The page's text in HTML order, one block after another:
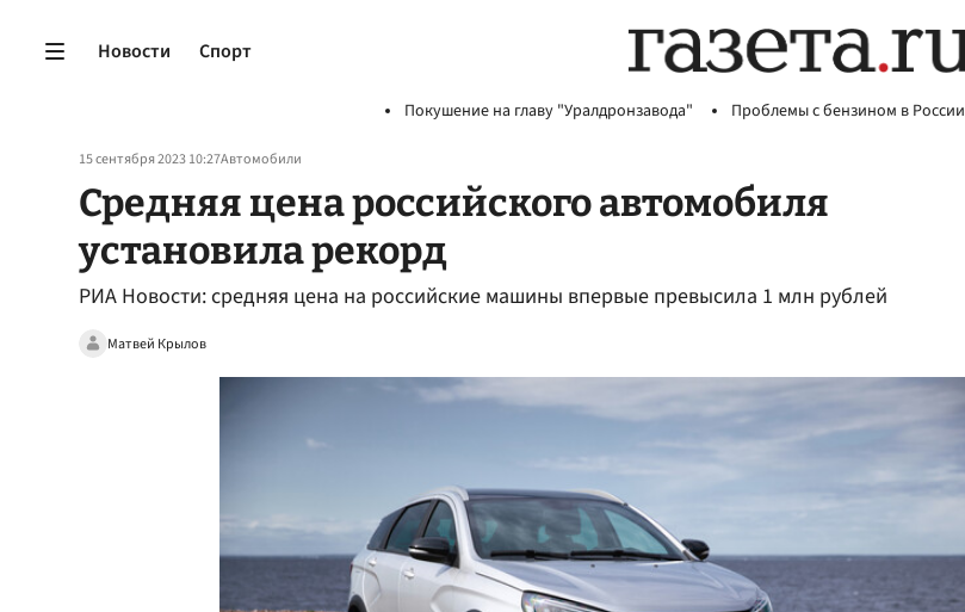
Новости Спорт
Покушение на главу "Уралдронзавода" Проблемы с бензином в России
15 сентября 2023 10:27Автомобили
Средняя цена российского автомобиля
установила рекорд
РИА Новости: средняя цена на российские машины впервые превысила 1 млн рублей
Матвей Крылов